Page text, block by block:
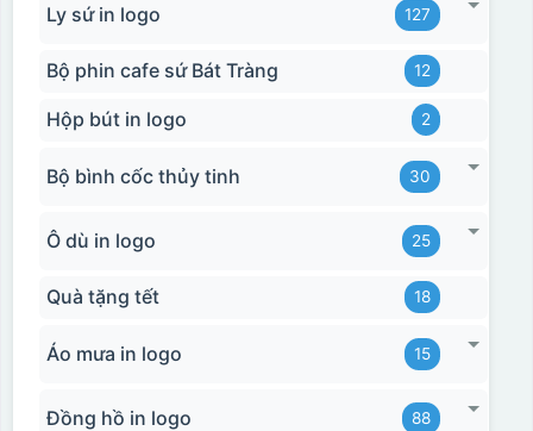
Ly sứ in logo 127
Bộ phin cafe sứ Bát Tràng 12
Hộp bút in logo 2
Bộ bình cốc thủy tinh 30
Ô dù in logo 25
Quà tặng tết 18
Áo mưa in logo 15
Đồng hồ in logo 88